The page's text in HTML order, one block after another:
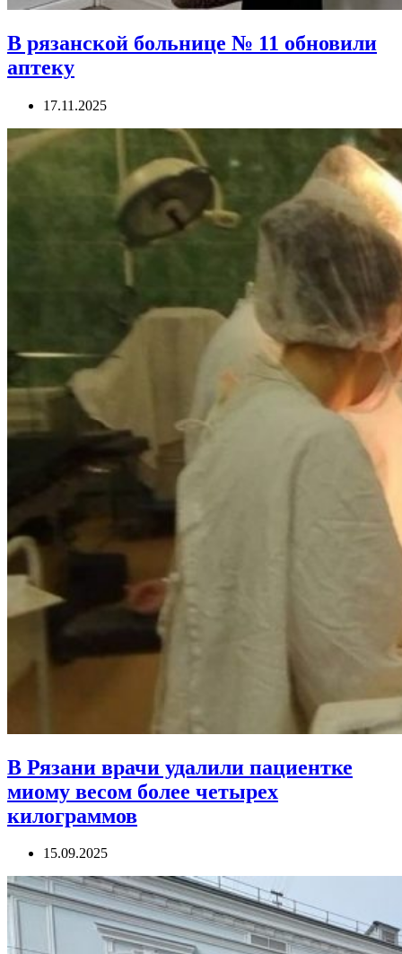
В рязанской больнице № 11 обновили
аптеку
17.11.2025
В Рязани врачи удалили пациентке
миому весом более четырех
килограммов
15.09.2025